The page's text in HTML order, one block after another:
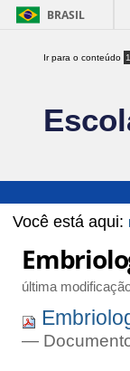
BRASIL
Ir para o conteúdo 1
Você está aqui:
última
—